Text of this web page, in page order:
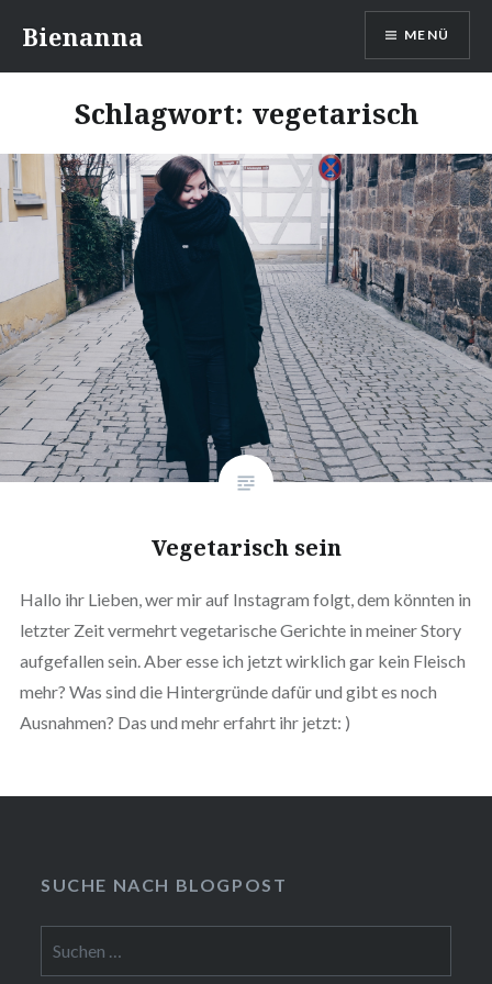
zum
Inhalt
Bienanna MENÜ
Schlagwort: vegetarisch
Vegetarisch sein
Hallo ihr Lieben, wer mir auf Instagram folgt, dem könnten in
letzter Zeit vermehrt vegetarische Gerichte in meiner Story
aufgefallen sein. Aber esse ich jetzt wirklich gar kein Fleisch
mehr? Was sind die Hintergründe dafür und gibt es noch
Ausnahmen? Das und mehr erfahrt ihr jetzt: )
SUCHE NACH BLOGPOST
nach: